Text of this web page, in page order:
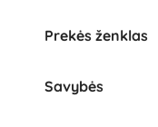
Prekės ženklas
Savybės